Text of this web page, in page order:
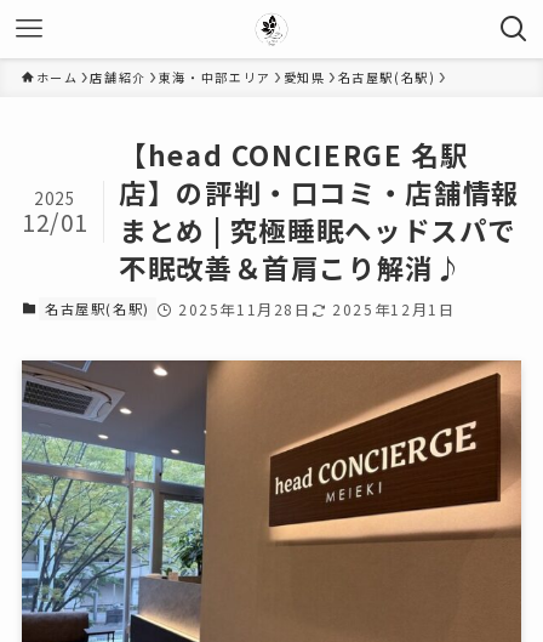
ホーム 店舗紹介 東海・中部エリア 愛知県 名古屋駅(名駅)
【head CONCIERGE 名駅
店】の評判・口コミ・店舗情報
まとめ | 究極睡眠ヘッドスパで
不眠改善＆首肩こり解消♪
2025
12/01
名古屋駅(名駅) 2025年11月28日 2025年12月1日